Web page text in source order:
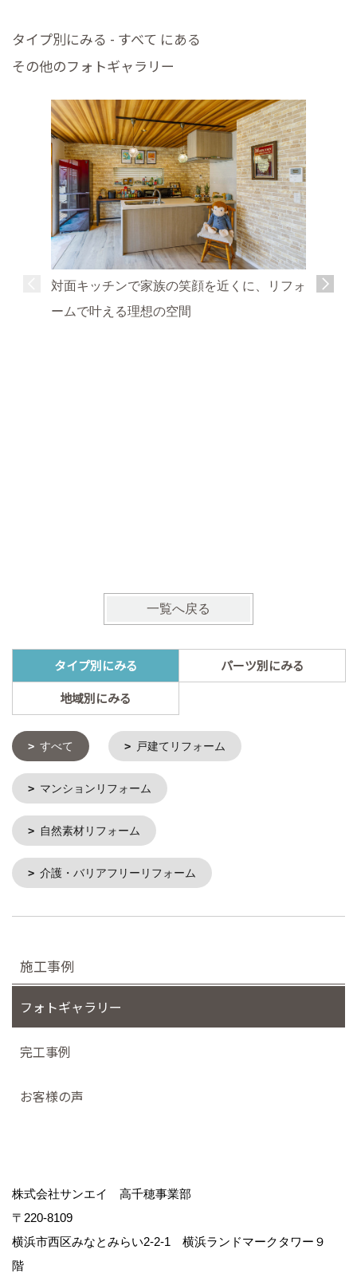
タイプ別にみる - すべて にある
その他のフォトギャラリー
対面キッチンで家族の笑顔を近くに、リフォ
ームで叶える理想の空間
一覧へ戻る
タイプ別にみる
パーツ別にみる
地域別にみる
すべて 戸建てリフォーム
マンションリフォーム
自然素材リフォーム
介護・バリアフリーリフォーム
施工事例
フォトギャラリー
完工事例
お客様の声
株式会社サンエイ 高千穂事業部
〒220-8109
横浜市西区みなとみらい2-2-1 横浜ランドマークタワー９
階